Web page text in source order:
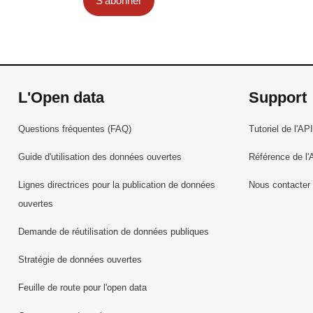
L'Open data
Questions fréquentes (FAQ)
Guide d'utilisation des données ouvertes
Lignes directrices pour la publication de données
ouvertes
Demande de réutilisation de données publiques
Stratégie de données ouvertes
Feuille de route pour l'open data
Support
Tutoriel de l'API
Référence de
Nous contacter